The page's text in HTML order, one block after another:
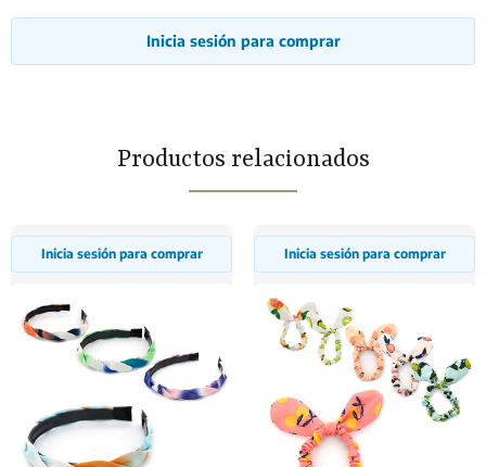
Inicia sesión para comprar
Productos relacionados
Inicia sesión para comprar Inicia sesión para comprar